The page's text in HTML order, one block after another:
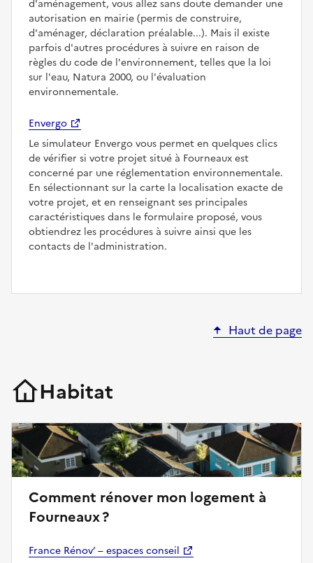
d'aménagement, vous allez sans doute demander une
autorisation en mairie (permis de construire,
d'aménager, déclaration préalable...). Mais il existe
parfois d'autres procédures à suivre en raison de
règles du code de l'environnement, telles que la loi
sur l'eau, Natura 2000, ou l'évaluation
environnementale.
Envergo
Le simulateur Envergo vous permet en quelques clics
de vérifier si votre projet situé à Fourneaux est
concerné par une réglementation environnementale.
En sélectionnant sur la carte la localisation exacte de
votre projet, et en renseignant ses principales
caractéristiques dans le formulaire proposé, vous
obtiendrez les procédures à suivre ainsi que les
contacts de l'administration.
Haut de page
Habitat
Comment rénover mon logement à
Fourneaux ?
France Rénov’ – espaces conseil